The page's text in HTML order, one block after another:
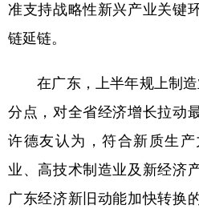
准支持战略性新兴产业关键
链延链。
在广东，上半年规上制造
分点，对全省经济增长拉动
许德友认为，符合新质生
业、高技术制造业及新经济
广东经济新旧动能加快转换